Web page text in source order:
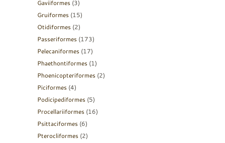
Gaviiformes (3)
Gruiformes (15)
Otidiformes (2)
Passeriformes (173)
Pelecaniformes (17)
Phaethontiformes (1)
Phoenicopteriformes (2)
Piciformes (4)
Podicipediformes (5)
Procellariiformes (16)
Psittaciformes (6)
Pterocliformes (2)